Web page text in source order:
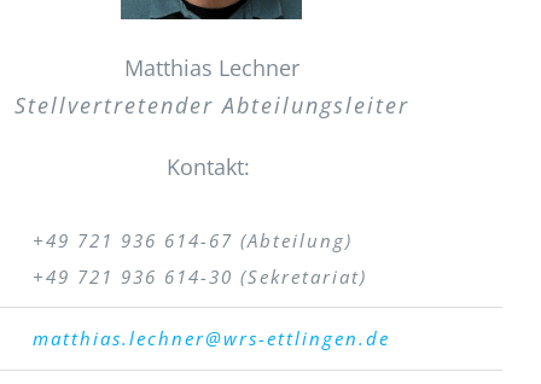
Matthias Lechner
Stellvertretender Abteilungsleiter
Kontakt:
+49 721 936 614-67 (Abteilung)
+49 721 936 614-30 (Sekretariat)
matthias.lechner@wrs-ettlingen.de